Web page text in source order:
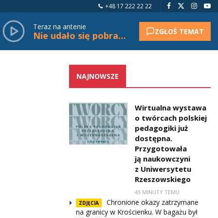
+48 17 222 22 22
Teraz na antenie
Nie udało się pobrać tytułu. ZGŁOŚ TEMAT
NAJNOWSZE
Wirtualna wystawa
o twórcach polskiej
pedagogiki już
dostępna.
Przygotowała
ją naukowczyni
z Uniwersytetu
Rzeszowskiego
43 MINUTY TEMU
ZDJĘCIA
Chronione okazy zatrzymane
na granicy w Krościenku. W bagażu był